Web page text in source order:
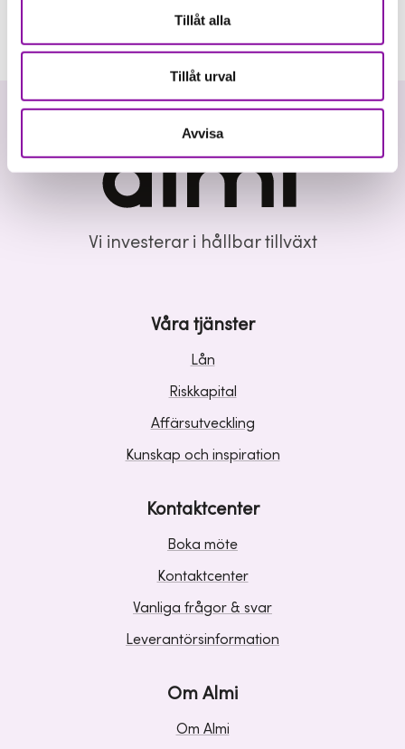
Tillåt alla
Tillåt urval
Avvisa
Vi investerar i hållbar tillväxt
Våra tjänster
Lån
Riskkapital
Affärsutveckling
Kunskap och inspiration
Kontaktcenter
Boka möte
Kontaktcenter
Vanliga frågor & svar
Leverantörsinformation
Om Almi
Om Almi